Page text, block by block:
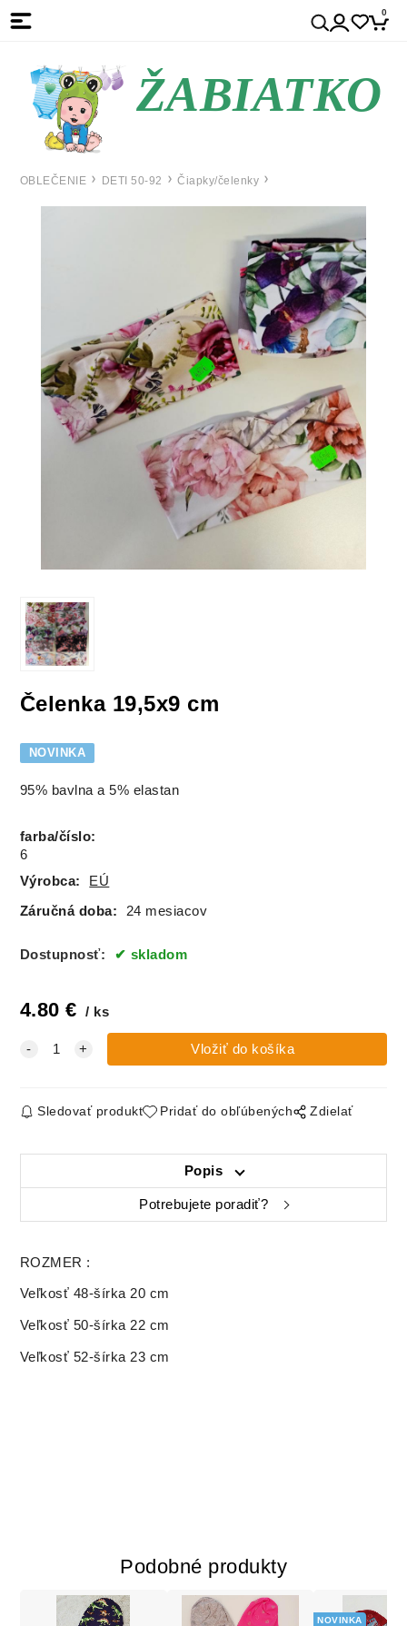
0
ŽABIATKO
OBLEČENIE DETI 50-92 Čiapky/čelenky
Čelenka 19,5x9 cm
NOVINKA
95% bavlna a 5% elastan
farba/číslo:
6
Výrobca:
EÚ
Záručná doba: 24 mesiacov
Dostupnosť: skladom
4.80 € ks
Sledovať produkt Pridať do obľúbených Zdielať
Popis
Potrebujete poradiť?
ROZMER :
Veľkosť 48-šírka 20 cm
Veľkosť 50-šírka 22 cm
Veľkosť 52-šírka 23 cm
Podobné produkty
NOVINKA